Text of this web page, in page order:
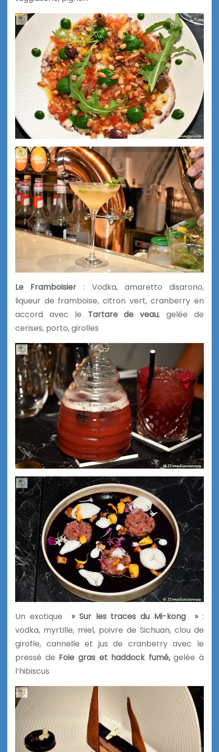
Le Framboisier : Vodka, amaretto disarono,
liqueur de framboise, citron vert, cranberry en
accord avec le Tartare de veau, gelée de
cerises, porto, girolles
Un exotique » Sur les traces du Mi-kong »:
vodka, myrtille, miel, poivre de Sichuan, clou de
girofle, cannelle et jus de cranberry avec le
pressé de Foie gras et haddock fumé,gelée à
l’hibiscus